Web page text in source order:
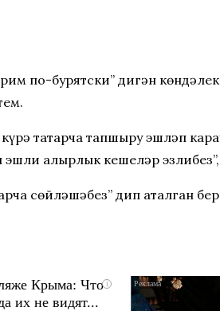
по-бурятски” дигән
татарча тапшыру эшләп
алырлык кешеләр
сөйләшәбез” дип аталган
i
Крыма: Что
их не видят...